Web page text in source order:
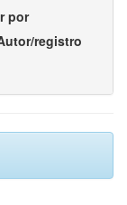
por
registro